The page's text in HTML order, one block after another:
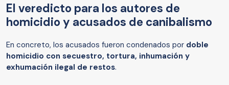
El veredicto para los autores de
homicidio y acusados de canibalismo
En concreto, los acusados fueron condenados por doble
homicidio con secuestro, tortura, inhumación y
exhumación ilegal de restos.